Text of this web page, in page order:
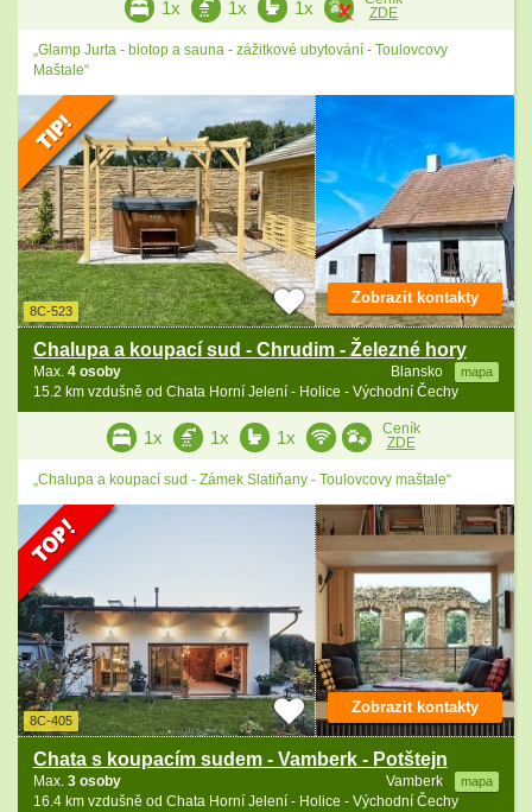
1x 1x 1x
ZDE
„Glamp Jurta - biotop a sauna - zážitkové ubytování - Toulovcovy
Maštale“
8C-523
Chalupa a koupací sud - Chrudim - Železné hory
Blansko mapa
Max. 4 osoby
15.2 km vzdušně od Chata Horní Jelení - Holice - Východní Čechy
Zobrazit kontakty
1x 1x 1x
Ceník
ZDE
„Chalupa a koupací sud - Zámek Slatiňany - Toulovcovy maštale“
8C-405
Chata s koupacím sudem - Vamberk - Potštejn
Vamberk mapa
Max. 3 osoby
16.4 km vzdušně od Chata Horní Jelení - Holice - Východní Čechy
Zobrazit kontakty